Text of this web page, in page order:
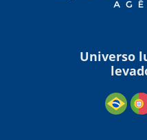
Universo